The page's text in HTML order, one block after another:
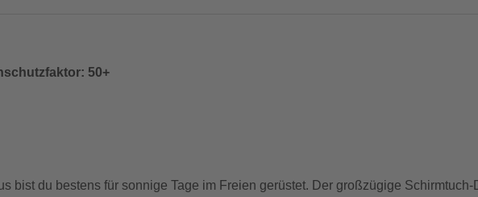
50+
bist du bestens für sonnige Tage im Freien gerüstet. Der großzügige